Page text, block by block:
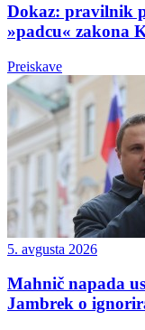
Dokaz: pravilnik
»padcu« zakona
Preiskave
5. avgusta 2026
Mahnič napada
Jambrek o